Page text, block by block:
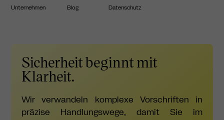
Unternehmen Blog Datenschutz
Sicherheit beginnt mit
Klarheit.
Wir verwandeln komplexe Vorschriften in
präzise Handlungswege, damit Sie im